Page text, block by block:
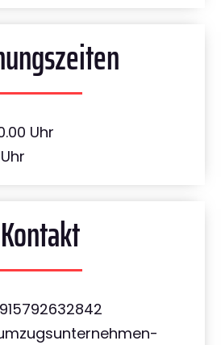
Uhr
Kontakt